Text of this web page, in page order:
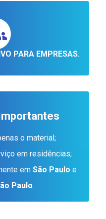
PARA EMPRESAS.
o material;
em residências;
emSão Paulo e
Paulo.